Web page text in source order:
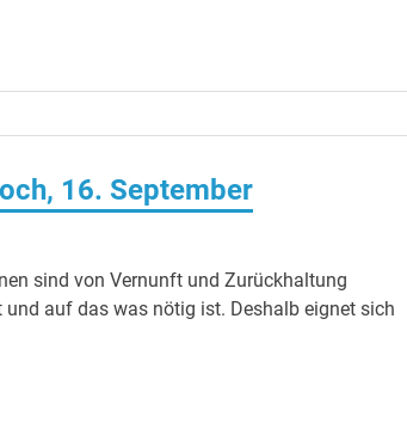
16. September
sind von Vernunft und Zurückhaltung
auf das was nötig ist. Deshalb eignet sich